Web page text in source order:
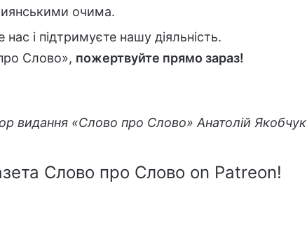
очима.
і підтримуєте нашу діяльність.
Слово», пожертвуйте прямо зараз!
видання «Слово про Слово» Анатолій Якобчук
Слово про Слово on Patreon!